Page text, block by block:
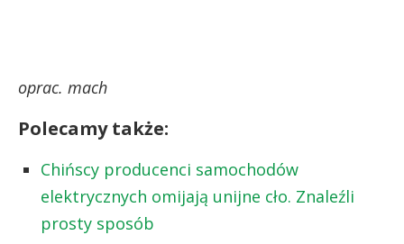
oprac. mach
Polecamy także:
Chińscy producenci samochodów
elektrycznych omijają unijne cło. Znaleźli
prosty sposób